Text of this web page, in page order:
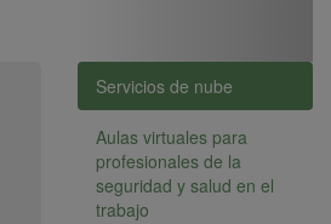
Servicios de nube
Aulas virtuales para
profesionales de la
seguridad y salud en el
trabajo